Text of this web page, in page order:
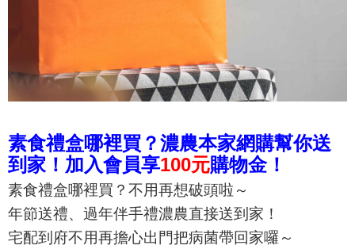
素食禮盒哪裡買？濃農本家網購幫你送
到家！ 加入會員享100元購物金！
素食禮盒哪裡買？ 不用再想破頭啦～
年節送禮、過年伴手禮濃農直接送到家！
宅配到府不用再擔心出門把病菌帶回家囉～